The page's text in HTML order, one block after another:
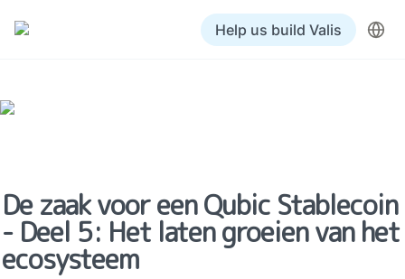
Help us build Valis
De zaak voor een Qubic Stablecoin
- Deel 5: Het laten groeien van het
ecosysteem